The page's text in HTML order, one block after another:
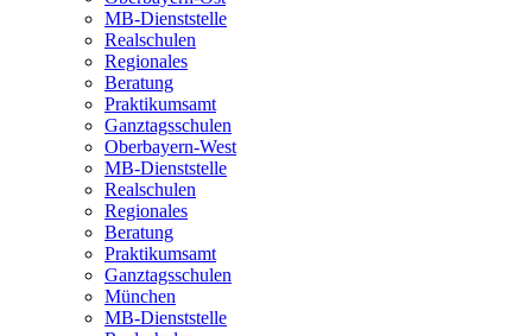
MB-Dienststelle
Realschulen
Regionales
Beratung
Praktikumsamt
Ganztagsschulen
Oberbayern-West
MB-Dienststelle
Realschulen
Regionales
Beratung
Praktikumsamt
Ganztagsschulen
München
MB-Dienststelle